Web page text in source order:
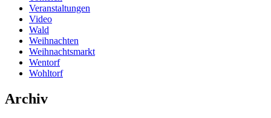
Veranstaltungen
Video
Wald
Weihnachten
Weihnachtsmarkt
Wentorf
Wohltorf
Archiv